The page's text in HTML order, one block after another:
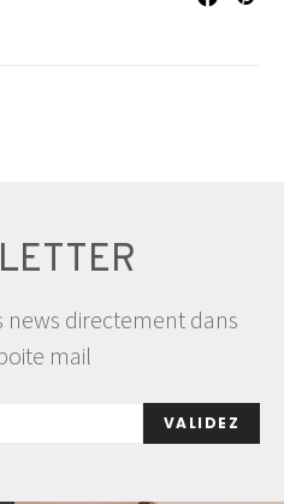
news directement dans
mail
VALIDEZ